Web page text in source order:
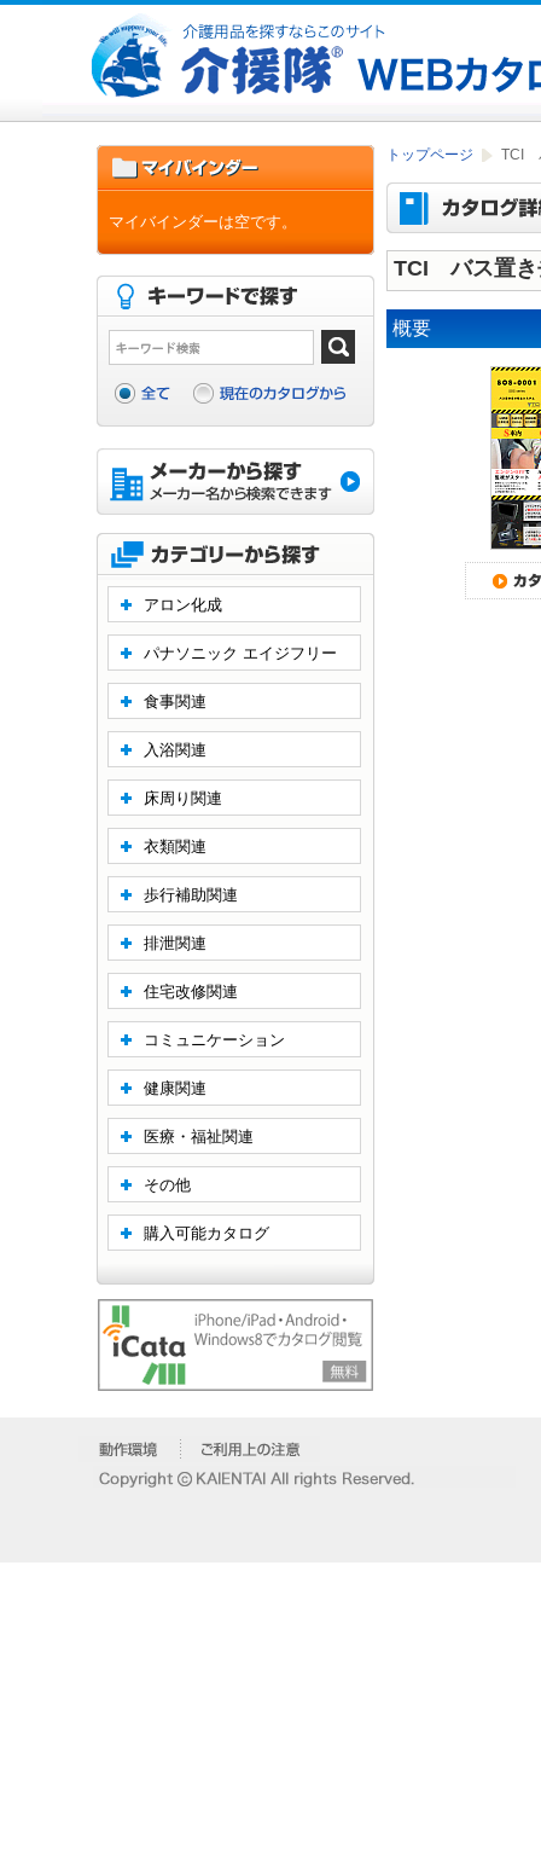
トップページ TCI
TCI バス置き
概要
マイバインダーは空です。
アロン化成
パナソニック エイジフリー
食事関連
入浴関連
床周り関連
衣類関連
歩行補助関連
排泄関連
住宅改修関連
コミュニケーション
健康関連
医療・福祉関連
その他
購入可能カタログ